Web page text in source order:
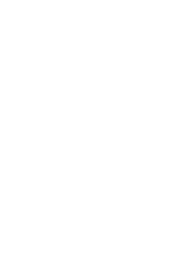
ください。
す